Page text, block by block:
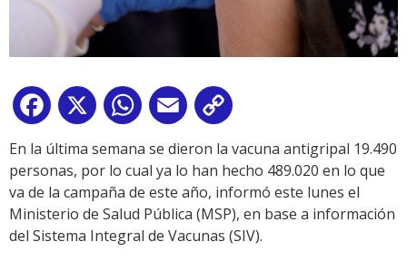
Facebook
X WhatsApp
Email
Link
En la última semana se dieron la vacuna antigripal 19.490
personas, por lo cual ya lo han hecho 489.020 en lo que
va de la campaña de este año, informó este lunes el
Ministerio de Salud Pública (MSP), en base a información
del Sistema Integral de Vacunas (SIV).